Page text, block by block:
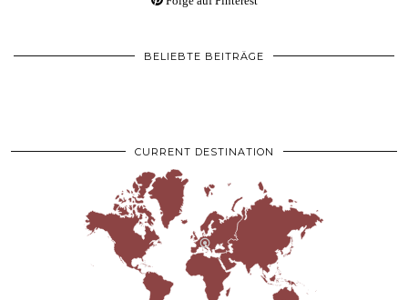
BELIEBTE BEITRÄGE
CURRENT DESTINATION